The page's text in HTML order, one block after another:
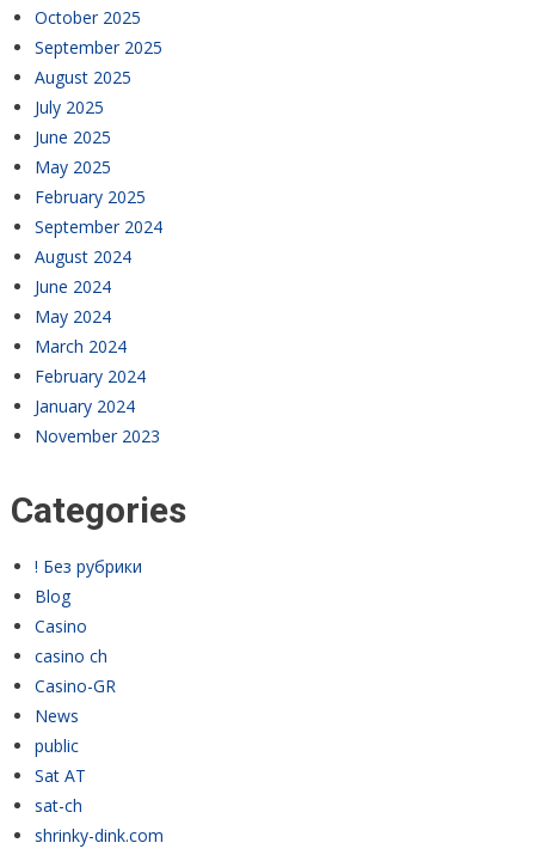
October 2025
September 2025
August 2025
July 2025
June 2025
May 2025
February 2025
September 2024
August 2024
June 2024
May 2024
March 2024
February 2024
January 2024
November 2023
Categories
! Без рубрики
Blog
Casino
casino ch
Casino-GR
News
public
Sat AT
sat-ch
shrinky-dink.com